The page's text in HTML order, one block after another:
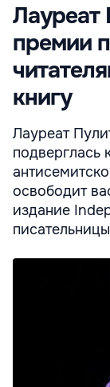
Лауреат
премии
книгу
Лауреат
подверглась
освободит
издание